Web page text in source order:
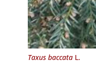
Taxus baccataL.